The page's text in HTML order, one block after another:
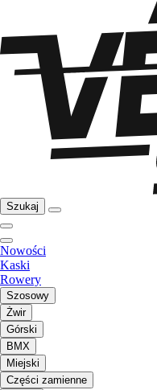
Szukaj
Nowości
Kaski
Rowery
Szosowy
Żwir
Górski
BMX
Miejski
Części zamienne